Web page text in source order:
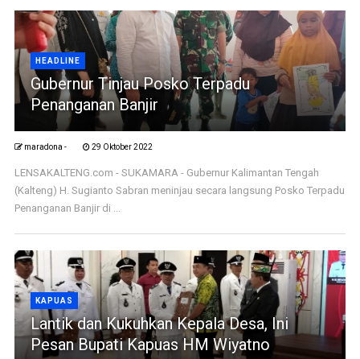
HEADLINE
Gubernur Tinjau Posko Terpadu
Penanganan Banjir
maradona - 29 Oktober 2022
LENSAKALTENG.com - SUKAMARA - Gubernur Kalimantan Tengah
(Kalteng) H. Sugianto Sabran meninjau secara langsung Posko Terpadu
Penanganan Banjir di ...
KAPUAS
Lantik dan Kukuhkan Kepala Desa, Ini
Pesan Bupati Kapuas HM Wiyatno